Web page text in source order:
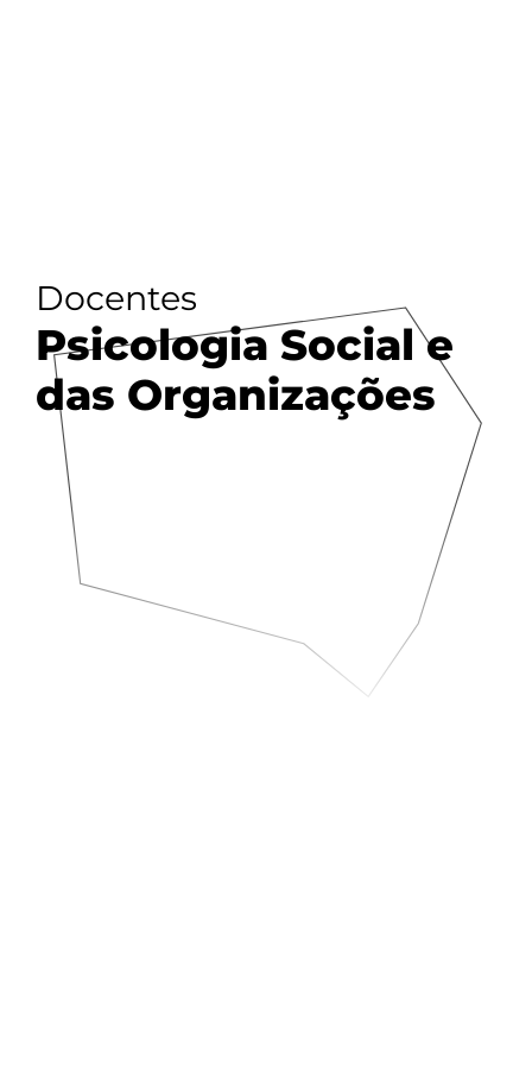
Docentes
Psicologia Social e
das Organizações